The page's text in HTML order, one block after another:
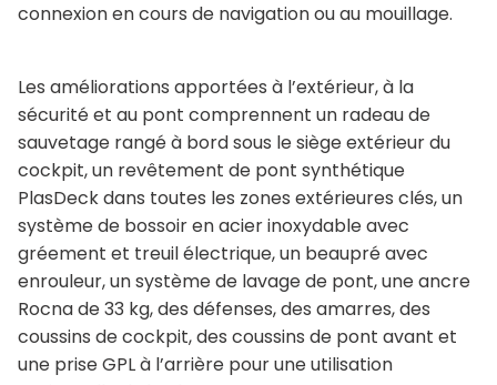
connexion en cours de navigation ou au mouillage.
Les améliorations apportées à l’extérieur, à la
sécurité et au pont comprennent un radeau de
sauvetage rangé à bord sous le siège extérieur du
cockpit, un revêtement de pont synthétique
PlasDeck dans toutes les zones extérieures clés, un
système de bossoir en acier inoxydable avec
gréement et treuil électrique, un beaupré avec
enrouleur, un système de lavage de pont, une ancre
Rocna de 33 kg, des défenses, des amarres, des
coussins de cockpit, des coussins de pont avant et
une prise GPL à l’arrière pour une utilisation